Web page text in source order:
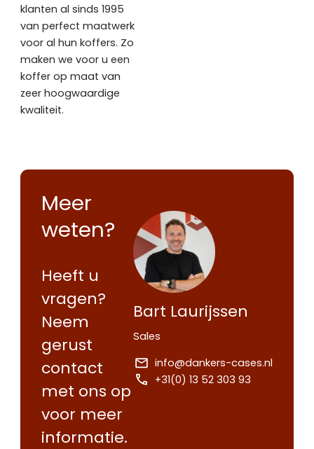
klanten al sinds 1995
van perfect maatwerk
voor al hun koffers. Zo
maken we voor u een
koffer op maat van
zeer hoogwaardige
kwaliteit.
Meer
weten?
Heeft u
vragen?
Neem
gerust
contact
met ons op
voor meer
informatie.
Bart Laurijssen
Sales
info@dankers-cases.nl
+31(0) 13 52 303 93